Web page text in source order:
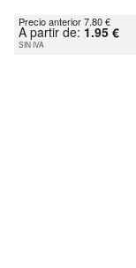
Precio anterior 7.80 €
A partir de: 1.95 €
SIN IVA